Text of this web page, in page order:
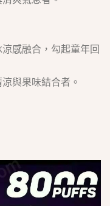
感融合，勾起童年回
與果味結合者。